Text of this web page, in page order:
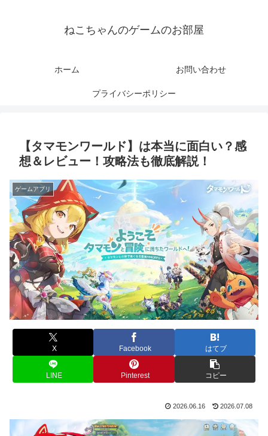
ねこちゃんのゲームのお部屋
ホーム お問い合わせ
プライバシーポリシー
【タマモンワールド】は本当に面白い？感
想＆レビュー！攻略法も徹底解説！
ゲームアプリ
X Facebook はてブ
LINE Pinterest コピー
2026.06.16 2026.07.08